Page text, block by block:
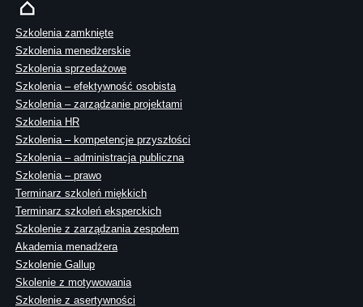
Szkolenia zamknięte
Szkolenia menedżerskie
Szkolenia sprzedażowe
Szkolenia – efektywność osobista
Szkolenia – zarządzanie projektami
Szkolenia HR
Szkolenia – kompetencje przyszłości
Szkolenia – administracja publiczna
Szkolenia – prawo
Terminarz szkoleń miękkich
Terminarz szkoleń eksperckich
Szkolenie z zarządzania zespołem
Akademia menadżera
Szkolenie Gallup
Skolenie z motywowania
Szkolenie z asertywności